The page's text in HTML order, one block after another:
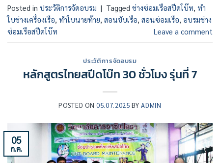
Posted in ประวัติการจัดอบรม | Tagged ช่างซ่อมเรือสปีดโบ๊ท, ทำ
ใบช่างเครื่องเรือ, ทำใบนายท้าย, สอนขับเรือ, สอนซ่อมเรือ, อบรมช่าง
ซ่อมเรือสปีดโบ๊ท
Leave a comment
ประวัติการจัดอบรม
หลักสูตรไทยสปีดโบ๊ท 30 ชั่วโมง รุ่นที่ 7
POSTED ON05.07.2025 BYADMIN
05
ก.ค.